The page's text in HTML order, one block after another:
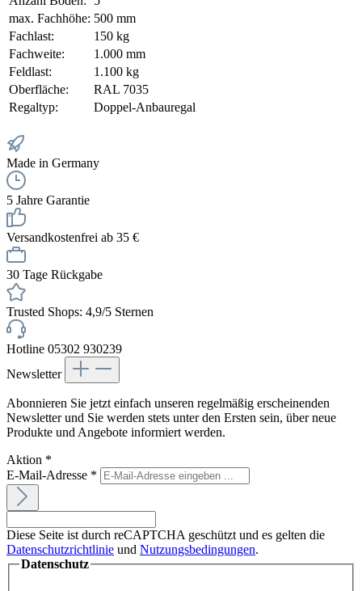
max. Fachhöhe: 500 mm
Fachlast:
150 kg
Fachweite:
1.000 mm
Feldlast:
1.100 kg
Oberfläche:
RAL 7035
Regaltyp:
Doppel-Anbauregal
Made in Germany
5 Jahre Garantie
Versandkostenfrei ab 35 €
30 Tage Rückgabe
Trusted Shops: 4,9/5 Sternen
Hotline 05302 930239
Newsletter
Abonnieren Sie jetzt einfach unseren regelmäßig erscheinenden
Newsletter und Sie werden stets unter den Ersten sein, über neue
Produkte und Angebote informiert werden.
Aktion *
E-Mail-Adresse *
Diese Seite ist durch reCAPTCHA geschützt und es gelten die
Datenschutzrichtlinie und Nutzungsbedingungen.
Datenschutz